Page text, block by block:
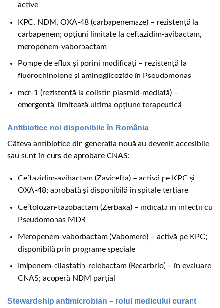
active
KPC, NDM, OXA-48 (carbapenemaze) – rezistență la
carbapenem; opțiuni limitate la ceftazidim-avibactam,
meropenem-vaborbactam
Pompe de eflux și porini modificați – rezistență la
fluorochinolone și aminoglicozide în Pseudomonas
mcr-1 (rezistență la colistin plasmid-mediată) –
emergentă, limitează ultima opțiune terapeutică
Antibiotice noi disponibile în România
Câteva antibiotice din generația nouă au devenit accesibile
sau sunt în curs de aprobare CNAS:
Ceftazidim-avibactam (Zavicefta) – activă pe KPC și
OXA-48; aprobată și disponibilă în spitale terțiare
Ceftolozan-tazobactam (Zerbaxa) – indicată în infecții cu
Pseudomonas MDR
Meropenem-vaborbactam (Vabomere) – activă pe KPC;
disponibilă prin programe speciale
Imipenem-cilastatin-relebactam (Recarbrio) – în evaluare
CNAS; acoperă NDM parțial
Stewardship antimicrobian – rolul medicului curant